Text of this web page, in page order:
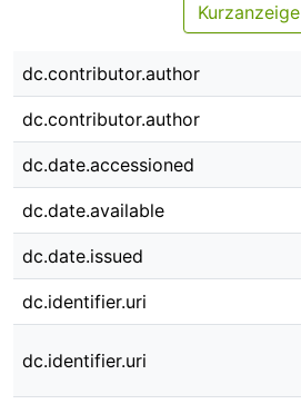
Kurzanzeige
dc.contributor.author
dc.contributor.author
dc.date.accessioned
dc.date.available
dc.date.issued
dc.identifier.uri
dc.identifier.uri